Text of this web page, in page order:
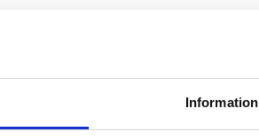
Information
av plåtar